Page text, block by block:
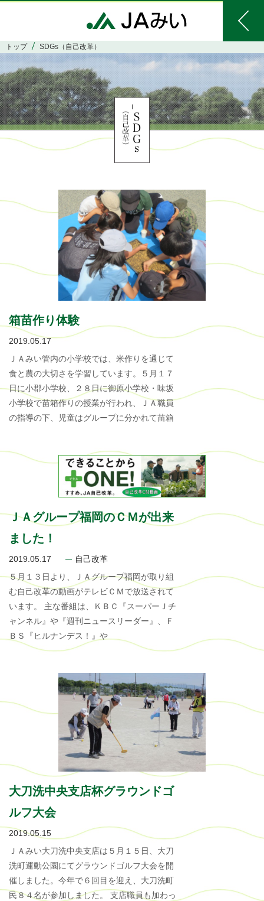
トップ SDGs（自己改革）
箱苗作り体験
2019.05.17
ＪＡみい管内の小学校では、米作りを通じて
食と農の大切さを学習しています。５月１７
日に小郡小学校、２８日に御原小学校・味坂
小学校で苗箱作りの授業が行われ、ＪＡ職員
の指導の下、児童はグループに分かれて苗箱
ＪＡグループ福岡のＣＭが出来
ました！
2019.05.17
自己改革
５月１３日より、ＪＡグループ福岡が取り組
む自己改革の動画がテレビＣＭで放送されて
います。 主な番組は、ＫＢＣ『スーパーＪチ
ャンネル』や『週刊ニュースリーダー』、Ｆ
ＢＳ『ヒルナンデス！』や
大刀洗中央支店杯グラウンドゴ
ルフ大会
2019.05.15
ＪＡみい大刀洗中央支店は５月１５日、大刀
洗町運動公園にてグラウンドゴルフ大会を開
催しました。今年で６回目を迎え、大刀洗町
民８４名が参加しました。 支店職員も加わっ